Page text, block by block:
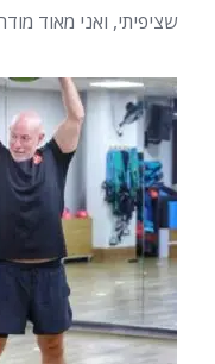
שציפיתי, ואני מאוד